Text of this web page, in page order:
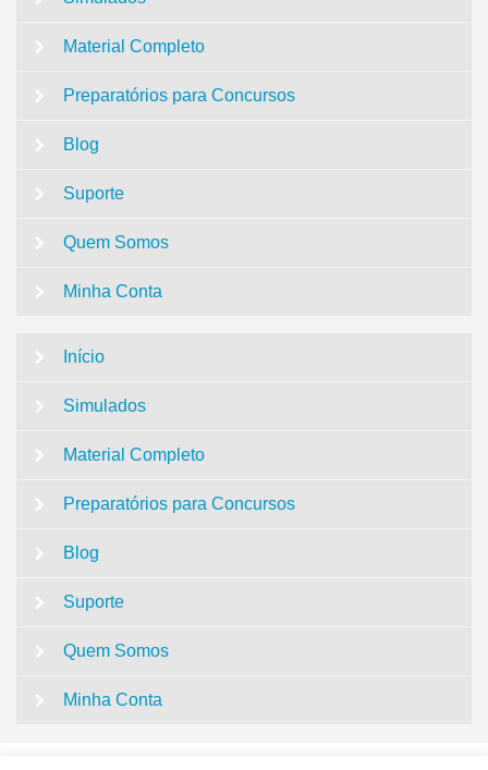
Material Completo
Preparatórios para Concursos
Blog
Suporte
Quem Somos
Minha Conta
Início
Simulados
Material Completo
Preparatórios para Concursos
Blog
Suporte
Quem Somos
Minha Conta